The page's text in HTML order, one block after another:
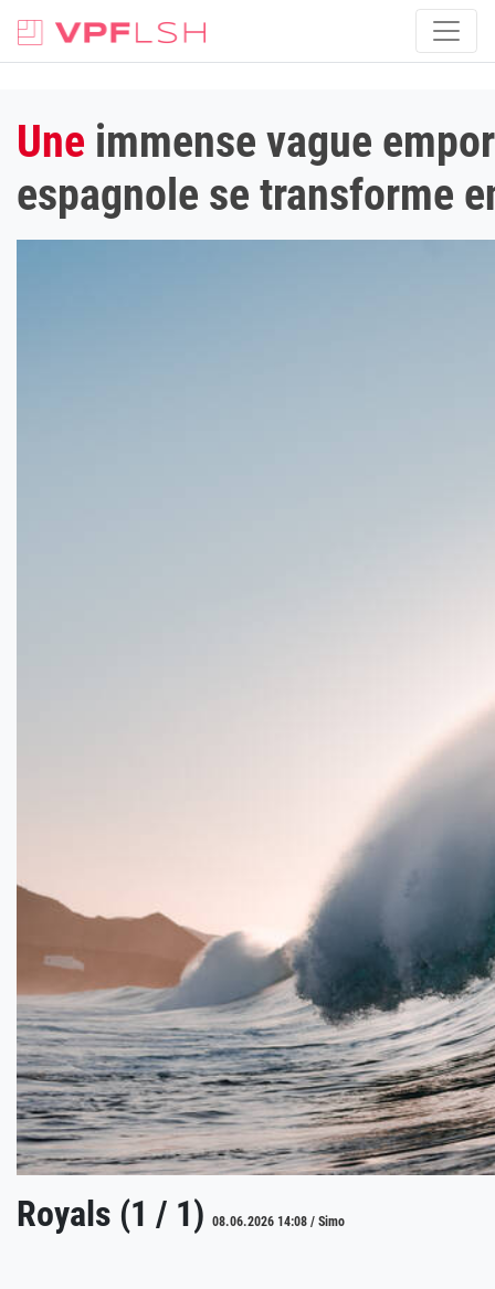
Une immense vague
espagnole se transforme
Royals (1 / 1) 08.06.2026 14:08 / Simo